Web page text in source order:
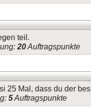
teil.
20Auftragspunkte
25 Mal, dass du der
5Auftragspunkte